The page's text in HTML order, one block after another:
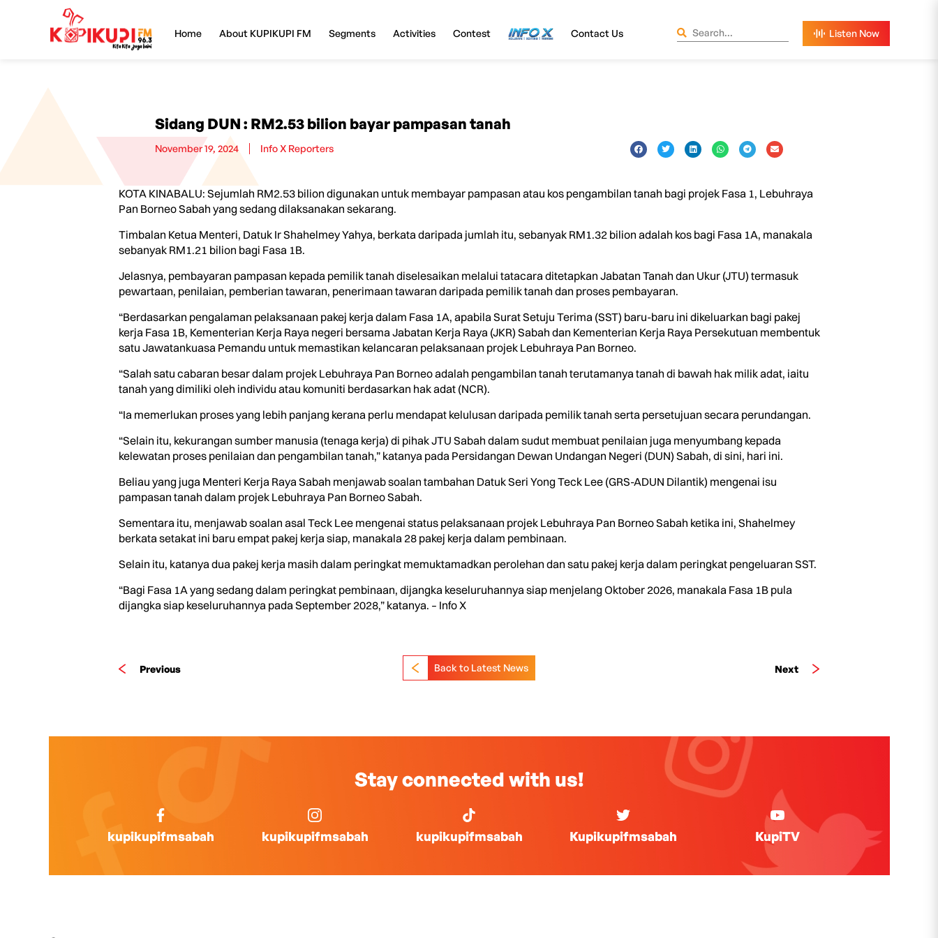
Home About KUPIKUPI FM Segments Activities Contest InfoX Contact Us
Sidang DUN : RM2.53 bilion bayar pampasan tanah
November 19, 2024 Info X Reporters
KOTA KINABALU: Sejumlah RM2.53 bilion digunakan untuk membayar pampasan atau kos pengambilan tanah bagi projek Fasa 1, Lebuhraya
Pan Borneo Sabah yang sedang dilaksanakan sekarang.
Timbalan Ketua Menteri, Datuk Ir Shahelmey Yahya, berkata daripada jumlah itu, sebanyak RM1.32 bilion adalah kos bagi Fasa 1A, manakala
sebanyak RM1.21 bilion bagi Fasa 1B.
Jelasnya, pembayaran pampasan kepada pemilik tanah diselesaikan melalui tatacara ditetapkan Jabatan Tanah dan Ukur (JTU) termasuk
pewartaan, penilaian, pemberian tawaran, penerimaan tawaran daripada pemilik tanah dan proses pembayaran.
“Berdasarkan pengalaman pelaksanaan pakej kerja dalam Fasa 1A, apabila Surat Setuju Terima (SST) baru-baru ini dikeluarkan bagi pakej
kerja Fasa 1B, Kementerian Kerja Raya negeri bersama Jabatan Kerja Raya (JKR) Sabah dan Kementerian Kerja Raya Persekutuan membentuk
satu Jawatankuasa Pemandu untuk memastikan kelancaran pelaksanaan projek Lebuhraya Pan Borneo.
“Salah satu cabaran besar dalam projek Lebuhraya Pan Borneo adalah pengambilan tanah terutamanya tanah di bawah hak milik adat, iaitu
tanah yang dimiliki oleh individu atau komuniti berdasarkan hak adat (NCR).
“Ia memerlukan proses yang lebih panjang kerana perlu mendapat kelulusan daripada pemilik tanah serta persetujuan secara perundangan.
“Selain itu, kekurangan sumber manusia (tenaga kerja) di pihak JTU Sabah dalam sudut membuat penilaian juga menyumbang kepada
kelewatan proses penilaian dan pengambilan tanah,” katanya pada Persidangan Dewan Undangan Negeri (DUN) Sabah, di sini, hari ini.
Beliau yang juga Menteri Kerja Raya Sabah menjawab soalan tambahan Datuk Seri Yong Teck Lee (GRS-ADUN Dilantik) mengenai isu
pampasan tanah dalam projek Lebuhraya Pan Borneo Sabah.
Sementara itu, menjawab soalan asal Teck Lee mengenai status pelaksanaan projek Lebuhraya Pan Borneo Sabah ketika ini, Shahelmey
berkata setakat ini baru empat pakej kerja siap, manakala 28 pakej kerja dalam pembinaan.
Selain itu, katanya dua pakej kerja masih dalam peringkat memuktamadkan perolehan dan satu pakej kerja dalam peringkat pengeluaran SST.
“Bagi Fasa 1A yang sedang dalam peringkat pembinaan, dijangka keseluruhannya siap menjelang Oktober 2026, manakala Fasa 1B pula
dijangka siap keseluruhannya pada September 2028,” katanya. – Info X
Previous Next
Back to Latest News
Stay connected with us!
kupikupifmsabah kupikupifmsabah kupikupifmsabah Kupikupifmsabah KupiTV